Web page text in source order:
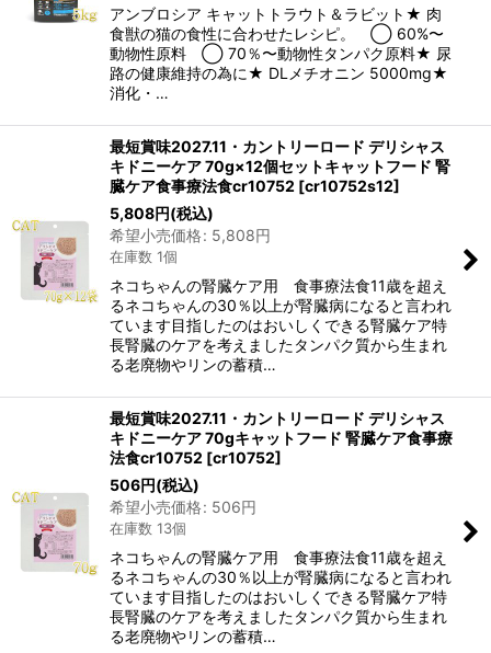
アンブロシア キャットトラウト＆ラビット★ 肉
食獣の猫の食性に合わせたレシピ。 ◯ 60%〜
動物性原料 ◯ 70％〜動物性タンパク原料★ 尿
路の健康維持の為に★ DLメチオニン 5000mg★
消化・…
最短賞味2027.11・カントリーロード デリシャス
キドニーケア 70g×12個セットキャットフード 腎
臓ケア食事療法食cr10752 [cr10752s12]
5,808円(税込)
希望小売価格: 5,808円
在庫数 1個
ネコちゃんの腎臓ケア用 食事療法食11歳を超え
るネコちゃんの30％以上が腎臓病になると言われ
ています目指したのはおいしくできる腎臓ケア特
長腎臓のケアを考えましたタンパク質から生まれ
る老廃物やリンの蓄積…
最短賞味2027.11・カントリーロード デリシャス
キドニーケア 70gキャットフード 腎臓ケア食事療
法食cr10752 [cr10752]
506円(税込)
希望小売価格: 506円
在庫数 13個
ネコちゃんの腎臓ケア用 食事療法食11歳を超え
るネコちゃんの30％以上が腎臓病になると言われ
ています目指したのはおいしくできる腎臓ケア特
長腎臓のケアを考えましたタンパク質から生まれ
る老廃物やリンの蓄積…